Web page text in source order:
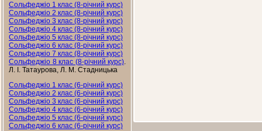
Сольфеджіо 1 клас (8-річний курс)
Сольфеджіо 2 клас (8-річний курс)
Сольфеджіо 3 клас (8-річний курс)
Сольфеджіо 4 клас (8-річний курс)
Сольфеджіо 5 клас (8-річний курс)
Сольфеджіо 6 клас (8-річний курс)
Сольфеджіо 7 клас (8-річний курс)
Сольфеджіо 8 клас (8-річний курс).
Л. І. Татаурова, Л. М. Стадницька
Сольфеджіо 1 клас (6-річний курс)
Сольфеджіо 2 клас (6-річний курс)
Сольфеджіо 3 клас (6-річний курс)
Сольфеджіо 4 клас (6-річний курс)
Сольфеджіо 5 клас (6-річний курс)
Сольфеджіо 6 клас (6-річний курс)